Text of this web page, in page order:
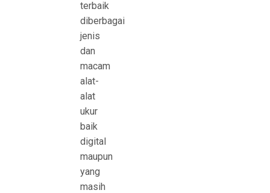
terbaik
diberbagai
jenis
dan
macam
alat-
alat
ukur
baik
digital
maupun
yang
masih